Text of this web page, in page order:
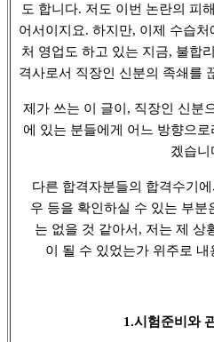
도 합니다. 저도 이번 논란의 피
어서이지요. 하지만, 이제 수습
처 영업도 하고 있는 지금, 불합
격사로서 직장인 신분의 족쇄를
제가 쓰는 이 글이, 직장인 신분
에 있는 분들에게 어느 방향으
겠습니
다른 합격자분들의 합격수기
우 등을 확인하실 수 있는 부분
는 없을 것 같아서, 저는 제 상
이 될 수 있었는가 위주로
1.시험준비와